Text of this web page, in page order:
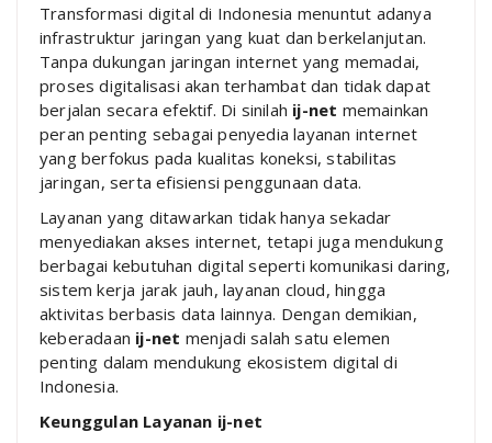
Transformasi digital di Indonesia menuntut adanya
infrastruktur jaringan yang kuat dan berkelanjutan.
Tanpa dukungan jaringan internet yang memadai,
proses digitalisasi akan terhambat dan tidak dapat
berjalan secara efektif. Di sinilah ij-net memainkan
peran penting sebagai penyedia layanan internet
yang berfokus pada kualitas koneksi, stabilitas
jaringan, serta efisiensi penggunaan data.
Layanan yang ditawarkan tidak hanya sekadar
menyediakan akses internet, tetapi juga mendukung
berbagai kebutuhan digital seperti komunikasi daring,
sistem kerja jarak jauh, layanan cloud, hingga
aktivitas berbasis data lainnya. Dengan demikian,
keberadaan ij-net menjadi salah satu elemen
penting dalam mendukung ekosistem digital di
Indonesia.
Keunggulan Layanan ij-net